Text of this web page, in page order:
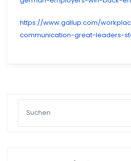
https://www.gallup.com/
communication-great-leaders-